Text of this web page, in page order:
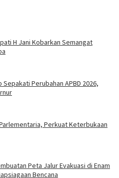
H Jani Kobarkan Semangat
Sepakati Perubahan APBD 2026,
Perkuat Keterbukaan
Peta Jalur Evakuasi di Enam
Bencana